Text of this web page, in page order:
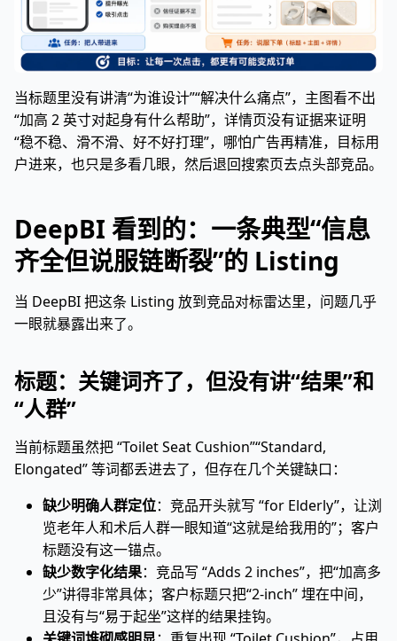
当标题里没有讲清“为谁设计”“解决什么痛点”，主图看不出
“加高 2 英寸对起身有什么帮助”，详情页没有证据来证明
“稳不稳、滑不滑、好不好打理”，哪怕广告再精准，目标用
户进来，也只是多看几眼，然后退回搜索页去点头部竞品。
DeepBI 看到的：一条典型“信息
齐全但说服链断裂”的 Listing
当 DeepBI 把这条 Listing 放到竞品对标雷达里，问题几乎
一眼就暴露出来了。
标题：关键词齐了，但没有讲“结果”和
“人群”
当前标题虽然把 “Toilet Seat Cushion”“Standard,
Elongated” 等词都丢进去了，但存在几个关键缺口：
缺少明确人群定位：竞品开头就写 “for Elderly”，让浏
览老年人和术后人群一眼知道“这就是给我用的”；客户
标题没有这一锚点。
缺少数字化结果：竞品写 “Adds 2 inches”，把“加高多
少”讲得非常具体；客户标题只把“2-inch” 埋在中间，
且没有与“易于起坐”这样的结果挂钩。